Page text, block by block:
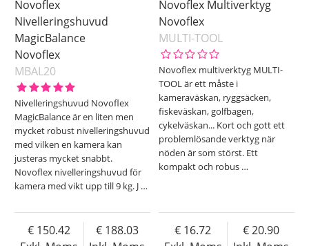
Novoflex
Nivelleringshuvud
MagicBalance
Novoflex
MBAL20
Nivelleringshuvud Novoflex
MagicBalance är en liten men
mycket robust nivelleringshuvud
med vilken en kamera kan
justeras mycket snabbt.
Novoflex nivelleringshuvud för
kamera med vikt upp till 9 kg. J …
150.42
188.03
Novoflex Multiverktyg
Novoflex
MULTI-TOOL
Novoflex multiverktyg MULTI-
TOOL är ett måste i
kameraväskan, ryggsäcken,
fiskeväskan, golfbagen,
cykelväskan... Kort och gott ett
problemlösande verktyg när
nöden är som störst. Ett
kompakt och robus …
16.72
20.90